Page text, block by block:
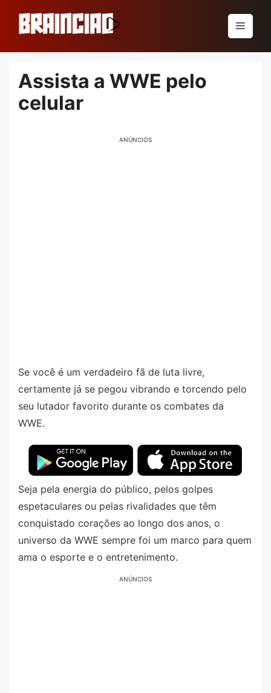
conteúdo
Menu
Assista a WWE pelo
celular
ANÚNCIOS
Se você é um verdadeiro fã de luta livre,
certamente já se pegou vibrando e torcendo pelo
seu lutador favorito durante os combates da
WWE.
Seja pela energia do público, pelos golpes
espetaculares ou pelas rivalidades que têm
conquistado corações ao longo dos anos, o
universo da WWE sempre foi um marco para quem
ama o esporte e o entretenimento.
ANÚNCIOS